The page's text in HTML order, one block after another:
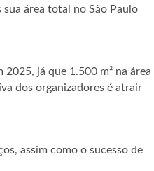
área total no São Paulo
2025, já que 1.500 m² na área
dos organizadores é atrair
assim como o sucesso de